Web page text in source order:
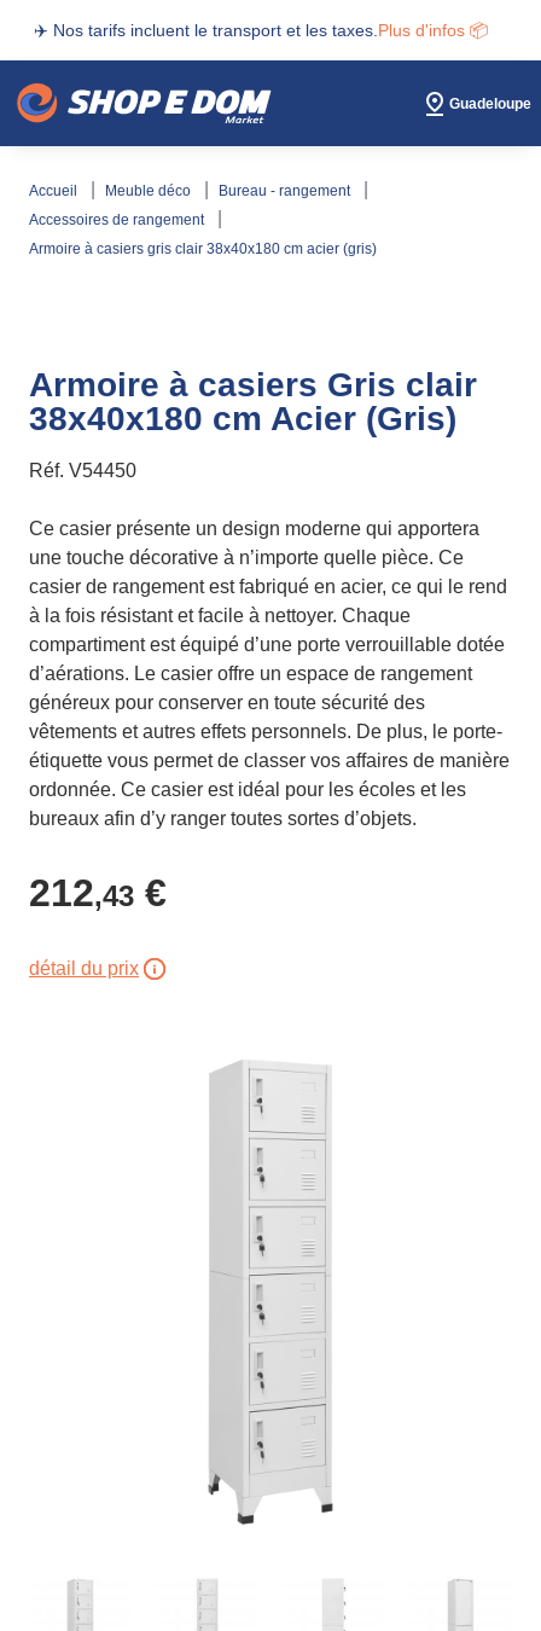
✈️ Nos tarifs incluent le transport et les taxes. Plus d'infos 📦
Guadeloupe
accueil meuble déco
bureau - rangement
accessoires de rangement
armoire à casiers gris clair 38x40x180 cm acier (gris)
Armoire à casiers Gris clair
38x40x180 cm Acier (Gris)
Réf. V54450
Ce casier présente un design moderne qui apportera
une touche décorative à n’importe quelle pièce. Ce
casier de rangement est fabriqué en acier, ce qui le rend
à la fois résistant et facile à nettoyer. Chaque
compartiment est équipé d’une porte verrouillable dotée
d’aérations. Le casier offre un espace de rangement
généreux pour conserver en toute sécurité des
vêtements et autres effets personnels. De plus, le porte-
étiquette vous permet de classer vos affaires de manière
ordonnée. Ce casier est idéal pour les écoles et les
bureaux afin d’y ranger toutes sortes d’objets.
212,43 €
détail du prix